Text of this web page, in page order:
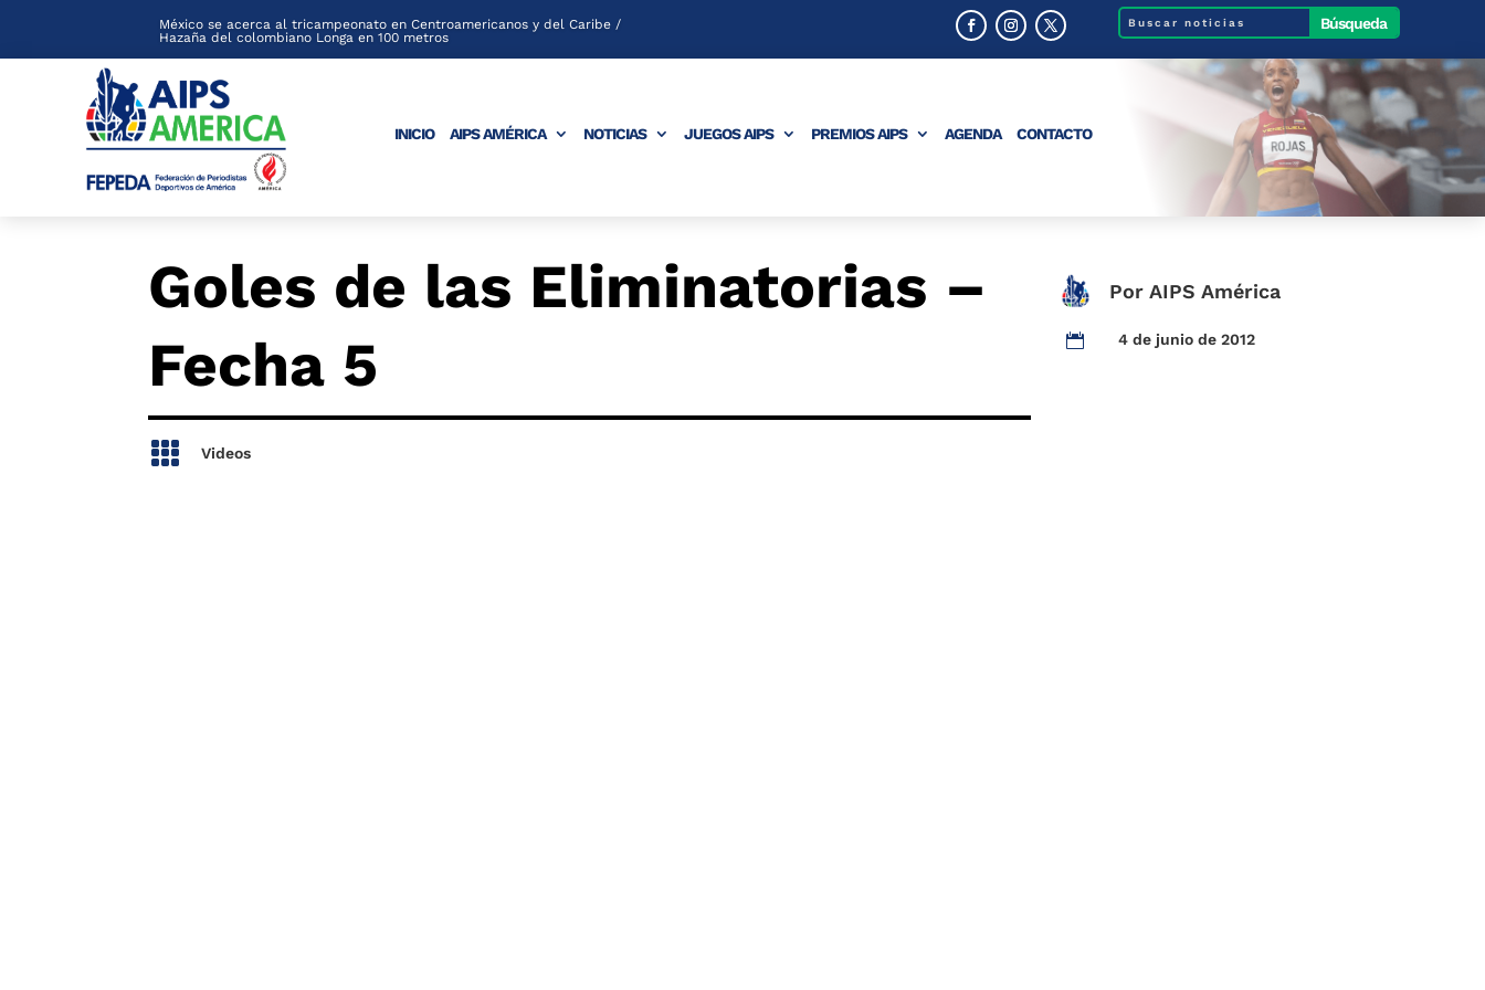
México se acerca al tricampeonato en Centroamericanos y del Caribe /
Hazaña del colombiano Longa en 100 metros
INICIO AIPS AMÉRICA NOTICIAS JUEGOS AIPS PREMIOS AIPS AGENDA CONTACTO
Goles de las Eliminatorias –
Fecha 5
 Videos
Por AIPS América
 4 de junio de 2012